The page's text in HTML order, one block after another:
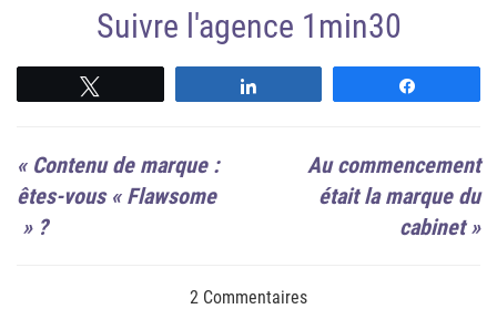
Suivre l'agence 1min30
« Contenu de marque :
êtes-vous « Flawsome
» ?
Au commencement
était la marque du
cabinet»
2 Commentaires